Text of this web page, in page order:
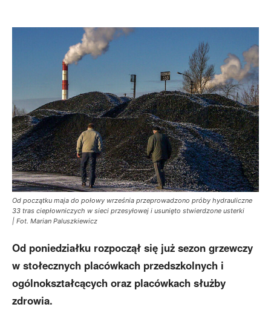
Od początku maja do połowy września przeprowadzono próby hydrauliczne
33 tras ciepłowniczych w sieci przesyłowej i usunięto stwierdzone usterki
| Fot. Marian Paluszkiewicz
Od poniedziałku rozpoczął się już sezon grzewczy
w stołecznych placówkach przedszkolnych i
ogólnokształcących oraz placówkach służby
zdrowia.